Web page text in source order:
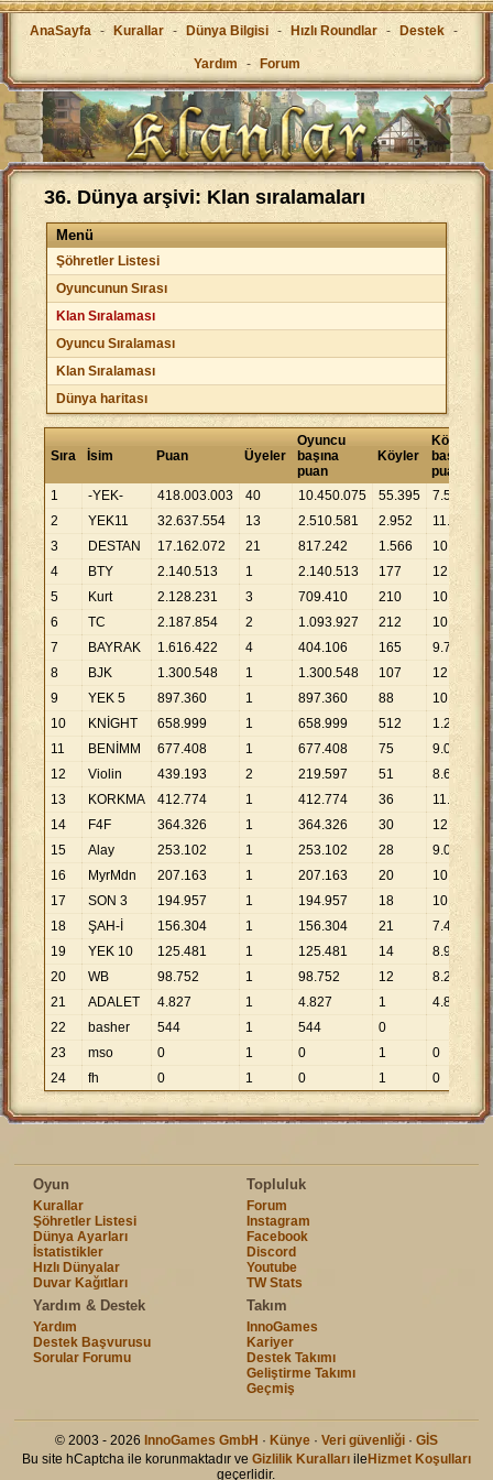
AnaSayfa - Kurallar - Dünya Bilgisi - Hızlı Roundlar - Destek -
Yardım - Forum
36. Dünya arşivi: Klan sıralamaları
Menü
Şöhretler Listesi
Oyuncunun Sırası
Klan Sıralaması
Oyuncu Sıralaması
Klan Sıralaması
Dünya haritası
Sıra İsim Puan Üyeler
Oyuncu
başına
puan
Köyler
Köy
başına
puan
1
-YEK- 418.003.003 40 10.450.075 55.395 7.546
2
YEK11 32.637.554 13 2.510.581 2.952 11. 056
3
DESTAN 17.162.072 21 817.242 1.566 10
959
4
BTY 2.140.513 1 2.140.513 177 12
093
5
Kurt 2.128.231 3 709.410 210 10
134
6
TC 2.187.854 2 1.093.927 212 10 320
7
BAYRAK 1.616.422 4 404.106 165 9.796
8
BJK 1.300.548 1 1.300.548 107 12
9
YEK 5 897.360 1 897.360 88 10. 197
10
KNİGHT 658.999 1 658.999 512 1.287
11
BENİMM 677.408 1 677.408 75 9.032
12
Violin 439.193 2 219.597 51 8.612
13
KORKMA 412.774 1 412.774 36 11.466
14
F4F 364.326 1 364.326 30 12
15
Alay 253.102 1 253.102 28 9.039
16
MyrMdn 207.163 1 207.163 20 10
358
17
SON 3 194.957 1 194.957 18 10 831
18
ŞAH-İ 156.304 1 156.304 21 7.443
19
YEK 10 125.481 1 125.481 14 8.963
20
WB 98.752 1 98.752 12 8.229
21
ADALET 4.827 1 4.827 1 4.827
22
basher 544 1 544
0
23
mso 0 1 0 1
0
24
fh 0 1 0 1 0
Oyun
Kurallar
Şöhretler Listesi
Dünya Ayarları
İstatistikler
Hızlı Dünyalar
Duvar Kağıtları
Topluluk
Forum
Instagram
Facebook
Discord
Youtube
TW Stats
Yardım & Destek
Yardım
Destek Başvurusu
Sorular Forumu
Takım
InnoGames
Kariyer
Destek Takımı
Geliştirme Takımı
Geçmiş
© 2003 - 2026 InnoGames GmbH · Künye· Veri güvenliği· GİS
Bu site hCaptcha ile korunmaktadır ve Gizlilik Kurallarıile Hizmet Koşulları
geçerlidir.